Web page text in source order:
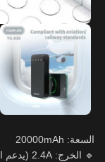
السعة: 20000mAh
🔹 الخرج: 2.4A (يدعم الشحن السريع)